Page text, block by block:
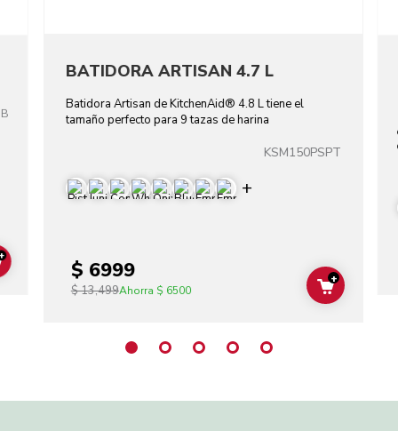
ADD TO CART
BATIDORA ARTISAN 4.7 L
Batidora Artisan de KitchenAid® 4.8 L tiene el
tamaño perfecto para 9 tazas de harina
KSM150PSPT
Display more
$ 6999
$ 13,499Ahorra $ 6500 ADD TO
+